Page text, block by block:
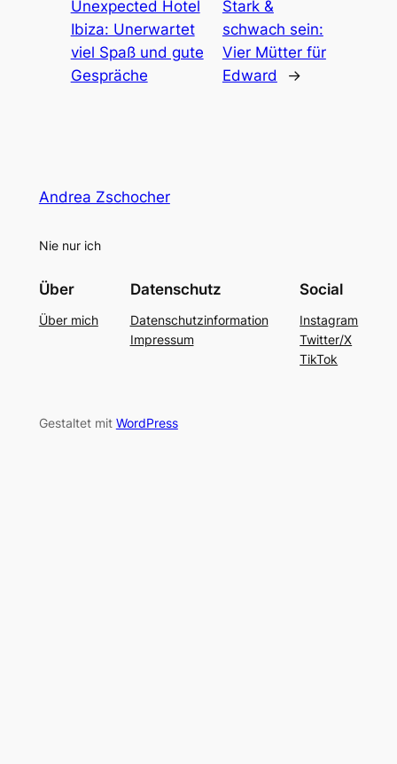
Unexpected Hotel
Ibiza: Unerwartet
viel Spaß und gute
Gespräche
Stark &
schwach sein:
Vier Mütter für
Edward
→
Andrea Zschocher
Nie nur ich
Über
Über mich
Datenschutz
Datenschutzinformation
Impressum
Social
Instagram
Twitter/X
TikTok
Gestaltet mit WordPress